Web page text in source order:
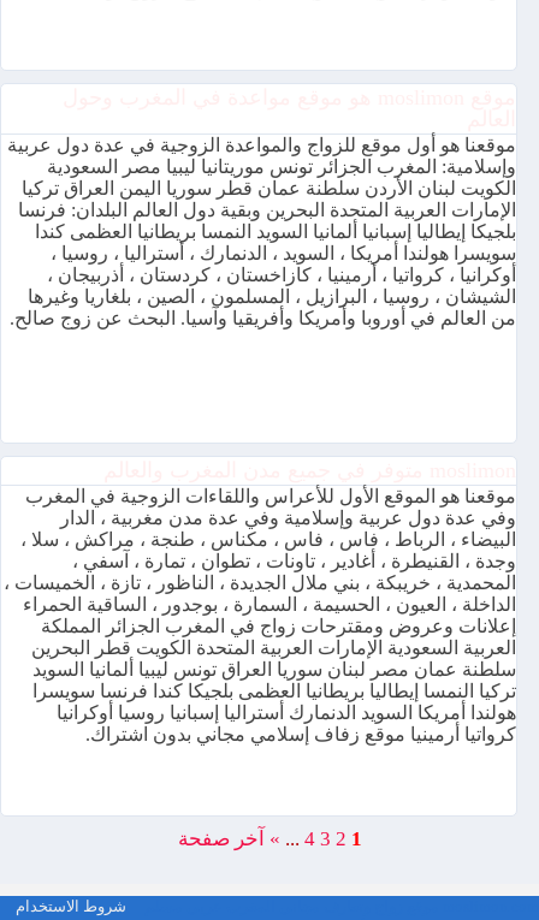
موقعنا هو أول موقع للزواج والمواعدة الزوجية في عدة دول عربية
وإسلامية: المغرب الجزائر تونس موريتانيا ليبيا مصر السعودية
الكويت لبنان الأردن سلطنة عمان قطر سوريا اليمن العراق تركيا
الإمارات العربية المتحدة البحرين وبقية دول العالم البلدان: فرنسا
بلجيكا إيطاليا إسبانيا ألمانيا السويد النمسا بريطانيا العظمى كندا
سويسرا هولندا أمريكا ، السويد ، الدنمارك ، أستراليا ، روسيا ،
أوكرانيا ، كرواتيا ، أرمينيا ، كازاخستان ، كردستان ، أذربيجان ،
الشيشان ، روسيا ، البرازيل ، المسلمون ، الصين ، بلغاريا وغيرها
من العالم في أوروبا وأمريكا وأفريقيا وآسيا. البحث عن زوج صالح.
موقعنا هو الموقع الأول للأعراس واللقاءات الزوجية في المغرب
وفي عدة دول عربية وإسلامية وفي عدة مدن مغربية ، الدار
البيضاء ، الرباط ، فاس ، فاس ، مكناس ، طنجة ، مراكش ، سلا ،
وجدة ، القنيطرة ، أغادير ، تاونات ، تطوان ، تمارة ، آسفي ،
المحمدية ، خريبكة ، بني ملال الجديدة ، الناظور ، تازة ، الخميسات ،
الداخلة ، العيون ، الحسيمة ، السمارة ، بوجدور ، الساقية الحمراء
إعلانات وعروض ومقترحات زواج في المغرب الجزائر المملكة
العربية السعودية الإمارات العربية المتحدة الكويت قطر البحرين
سلطنة عمان مصر لبنان سوريا العراق تونس ليبيا ألمانيا السويد
تركيا النمسا إيطاليا بريطانيا العظمى بلجيكا كندا فرنسا سويسرا
هولندا أمريكا السويد الدنمارك أستراليا إسبانيا روسيا أوكرانيا
كرواتيا أرمينيا موقع زفاف إسلامي مجاني بدون اشتراك.
1
2
3
4
...
» آخر صفحة
شروط الاستخدام